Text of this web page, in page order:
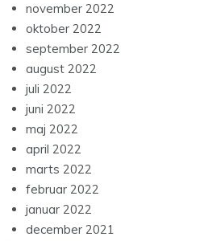
november 2022
oktober 2022
september 2022
august 2022
juli 2022
juni 2022
maj 2022
april 2022
marts 2022
februar 2022
januar 2022
december 2021